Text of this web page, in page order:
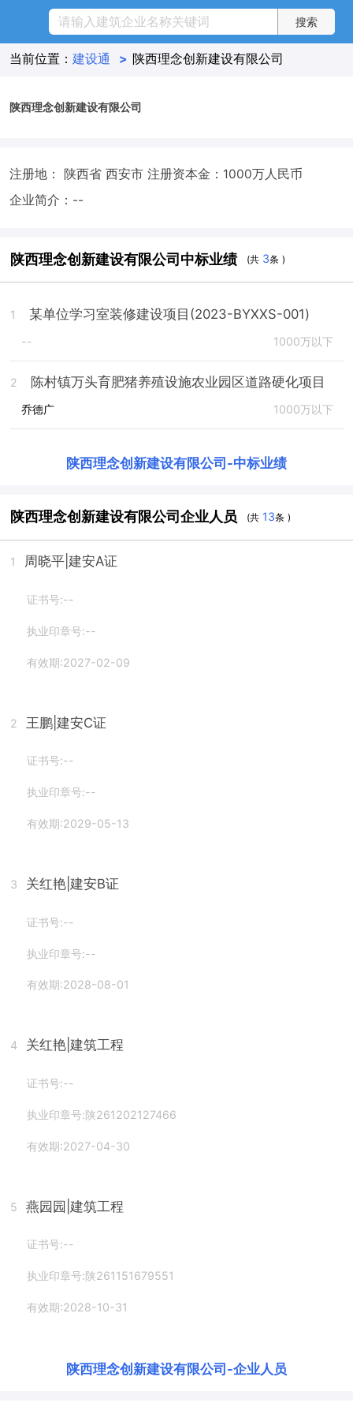
当前位置： 建设通 > 陕西理念创新建设有限公司
陕西理念创新建设有限公司
注册地： 陕西省 西安市 注册资本金：1000万人民币
企业简介：--
陕西理念创新建设有限公司中标业绩 (共 3条 )
1 某单位学习室装修建设项目(2023-BYXXS-001)
-- 1000万以下
2 陈村镇万头育肥猪养殖设施农业园区道路硬化项目
乔德广 1000万以下
陕西理念创新建设有限公司 -中标业绩
陕西理念创新建设有限公司企业人员 (共 13条 )
1 周晓平 |建安A证
证书号:--
执业印章号:--
有效期:2027-02-09
2 王鹏 |建安C证
证书号:--
执业印章号:--
有效期:2029-05-13
3 关红艳 |建安B证
证书号:--
执业印章号:--
有效期:2028-08-01
4 关红艳 |建筑工程
证书号:--
执业印章号:陕261202127466
有效期:2027-04-30
5 燕园园 |建筑工程
证书号:--
执业印章号:陕261151679551
有效期:2028-10-31
陕西理念创新建设有限公司 -企业人员